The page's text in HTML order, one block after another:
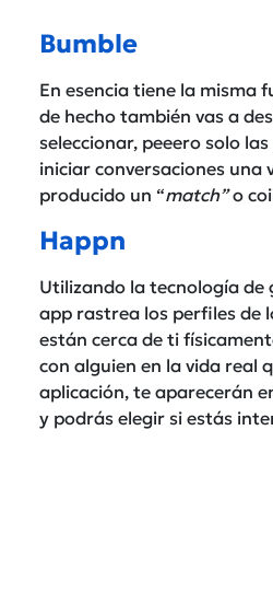
Bumble
En esencia tiene la misma
de hecho también vas a
seleccionar, peeero solo
iniciar conversaciones una
producido un “match”o
Happn
Utilizando la tecnología de
app rastrea los perfiles de
están cerca de ti
con alguien en la vida real
aplicación, te aparecerán
y podrás elegir si estás